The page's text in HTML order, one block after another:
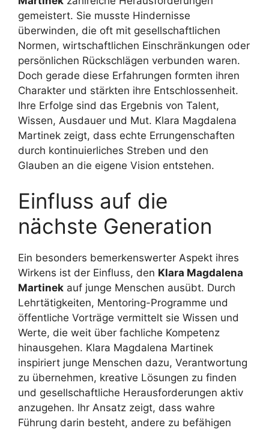
gemeistert. Sie musste Hindernisse
überwinden, die oft mit gesellschaftlichen
Normen, wirtschaftlichen Einschränkungen oder
persönlichen Rückschlägen verbunden waren.
Doch gerade diese Erfahrungen formten ihren
Charakter und stärkten ihre Entschlossenheit.
Ihre Erfolge sind das Ergebnis von Talent,
Wissen, Ausdauer und Mut. Klara Magdalena
Martinek zeigt, dass echte Errungenschaften
durch kontinuierliches Streben und den
Glauben an die eigene Vision entstehen.
Einfluss auf die
nächste Generation
Ein besonders bemerkenswerter Aspekt ihres
Wirkens ist der Einfluss, den Klara Magdalena
Martinek auf junge Menschen ausübt. Durch
Lehrtätigkeiten, Mentoring-Programme und
öffentliche Vorträge vermittelt sie Wissen und
Werte, die weit über fachliche Kompetenz
hinausgehen. Klara Magdalena Martinek
inspiriert junge Menschen dazu, Verantwortung
zu übernehmen, kreative Lösungen zu finden
und gesellschaftliche Herausforderungen aktiv
anzugehen. Ihr Ansatz zeigt, dass wahre
Führung darin besteht, andere zu befähigen